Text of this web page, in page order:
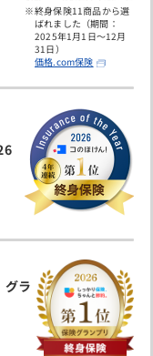
終身保険11商品から選
ばれました（期間：
2025年1月1日～12月
31日）
価格.com保険
グラ